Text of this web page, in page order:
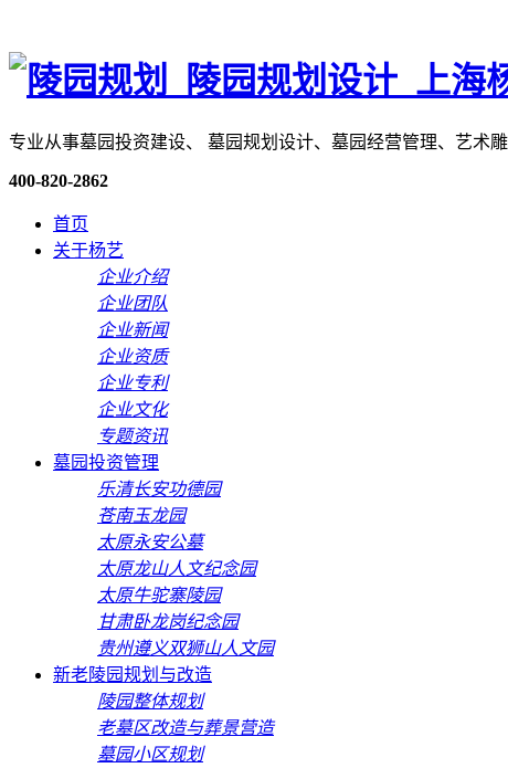
专业从事墓园投资建设、 墓园规划设计、墓园经营管理、艺术
400-820-2862
首页
关于杨艺
企业介绍
企业团队
企业新闻
企业资质
企业专利
企业文化
专题资讯
墓园投资管理
乐清长安功德园
苍南玉龙园
太原永安公墓
太原龙山人文纪念园
太原牛驼寨陵园
甘肃卧龙岗纪念园
贵州遵义双狮山人文园
新老陵园规划与改造
陵园整体规划
老墓区改造与葬景营造
墓园小区规划